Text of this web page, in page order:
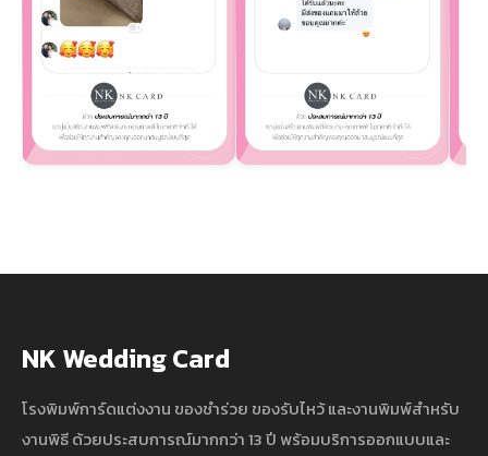
NK Wedding Card
โรงพิมพ์การ์ดแต่งงาน ของชำร่วย ของรับไหว้ และงานพิมพ์สำหรับ
งานพิธี ด้วยประสบการณ์มากกว่า 13 ปี พร้อมบริการออกแบบและ